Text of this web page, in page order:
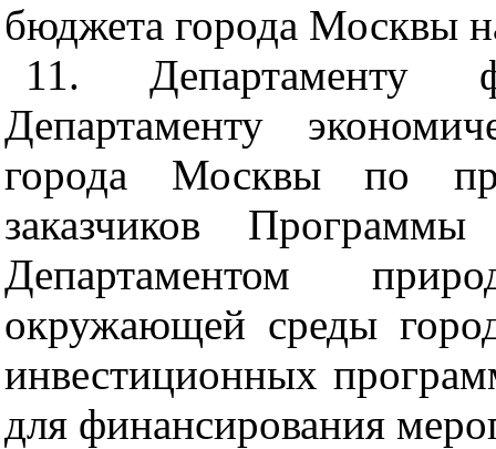
бюджета города Москвы
11. Департаменту
Департаменту
города Москвы по
заказчиков
Департаментом
окружающей среды
инвестиционных
для финансирования